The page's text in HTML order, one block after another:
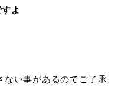
よ
い事があるのでご了承